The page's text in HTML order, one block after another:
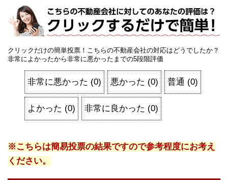
クリックだけの簡単投票！こちらの不動産会社の対応はどうでしたか？
非常によかったから非常に悪かったまでの5段階評価
非常に悪かった (0) 悪かった (0) 普通 (0)
よかった (0) 非常に良かった (0)
※こちらは簡易投票の結果ですので参考程度にお考え
ください。